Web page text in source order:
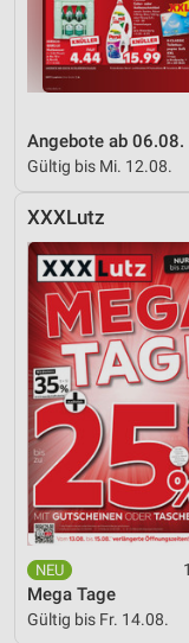
Angebote ab 06.08.
Gültig bis Mi. 12.08.
XXXLutz
Mega Tage
Gültig bis Fr. 14.08.
Analyse von
Kombinationen
Quellen
Verwendung
Inhalten
IAB-Besonderheiten:
Verwendung
Geräte anhand
Informationen
Nicht-IAB-
Notwendig
Performance
Funktional
Werbung